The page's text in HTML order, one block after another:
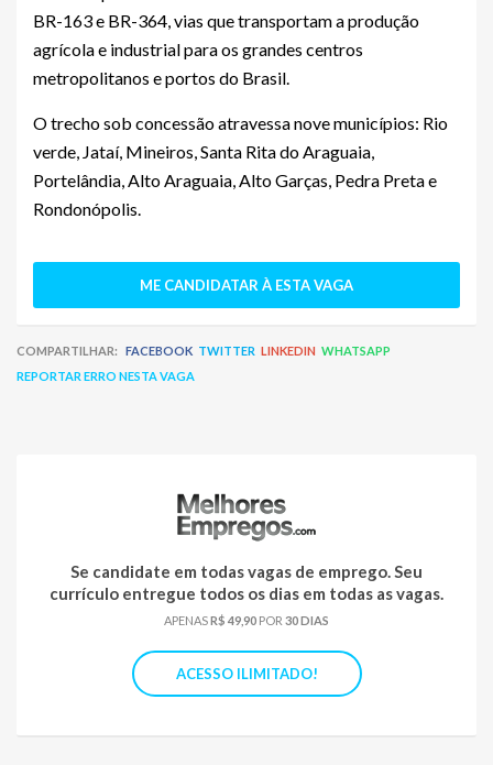
BR-163 e BR-364, vias que transportam a produção
agrícola e industrial para os grandes centros
metropolitanos e portos do Brasil.
O trecho sob concessão atravessa nove municípios: Rio
verde, Jataí, Mineiros, Santa Rita do Araguaia,
Portelândia, Alto Araguaia, Alto Garças, Pedra Preta e
Rondonópolis.
ME CANDIDATAR À ESTA VAGA
COMPARTILHAR: FACEBOOK TWITTER LINKEDIN WHATSAPP
REPORTAR ERRO NESTA VAGA
Se candidate em todas vagas de emprego. Seu
currículo entregue todos os dias em todas as vagas.
APENASR$ 49,90 POR 30 DIAS
ACESSO ILIMITADO!